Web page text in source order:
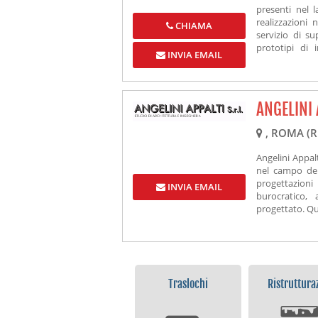
CHIAMA
INVIA EMAIL
presenti nel
servizio di
prototipi di
arrivare alle
attrezzato
risultato
INVIA EMAIL
ANGELINI
, ROMA
Angelini
nel campo
burocratico,
progettato.
Traslochi